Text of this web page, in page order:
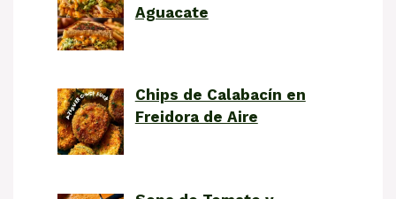
Aguacate
Chips de Calabacín en
Freidora de Aire